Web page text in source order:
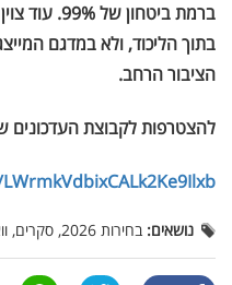
ברמת
בתוך הליכוד, ולא במדגם
הציבור הרחב.
להצטרפות לקבוצת
נושאים: בחירות 2026, סקרים, וואלה, ליכוד, חכ קטי שיטרית. בית שמש